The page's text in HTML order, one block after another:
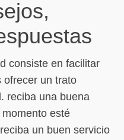
consiste en facilitar
ofrecer un trato
reciba una buena
esté
un buen servicio